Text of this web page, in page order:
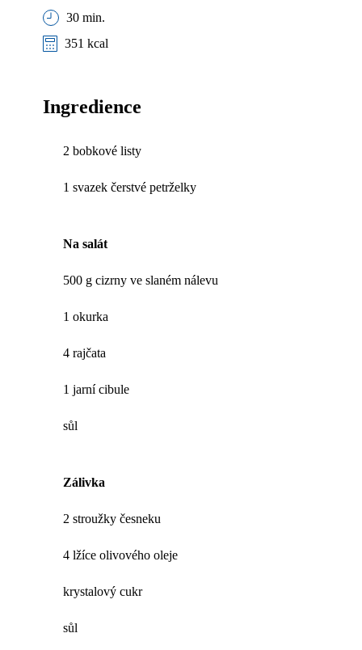
30 min.
351 kcal
Ingredience
2 bobkové listy
1 svazek čerstvé petrželky
Na salát
500 g cizrny ve slaném nálevu
1 okurka
4 rajčata
1 jarní cibule
sůl
Zálivka
2 stroužky česneku
4 lžíce olivového oleje
krystalový cukr
sůl